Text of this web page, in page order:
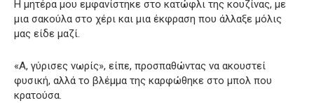
Η μητέρα μου εμφανίστηκε στο κατώφλι της κουζίνας, με
μια σακούλα στο χέρι και μια έκφραση που άλλαξε μόλις
μας είδε μαζί.
«Α, γύρισες νωρίς», είπε, προσπαθώντας να ακουστεί
φυσική, αλλά το βλέμμα της καρφώθηκε στο μπολ που
κρατούσα.